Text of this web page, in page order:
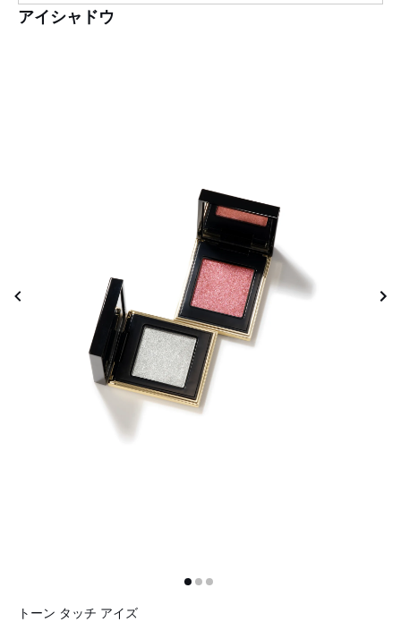
アイシャドウ
トーン タッチ アイズ